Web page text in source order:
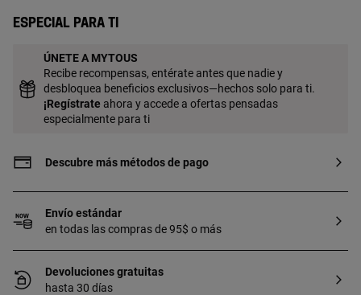
calidad garantiza una mayor durabilidad
Especial para ti
ÚNETE A MYTOUS
Recibe recompensas, entérate antes que nadie y
desbloquea beneficios exclusivos—hechos solo para ti.
¡Regístrate ahora y accede a ofertas pensadas
especialmente para ti
Descubre más métodos de pago
Envío estándar
en todas las compras de 95$ o más
Devoluciones gratuitas
hasta 30 días